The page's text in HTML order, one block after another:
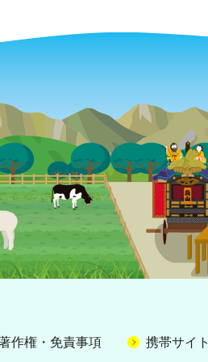
作権・免責事項 携帯サイト